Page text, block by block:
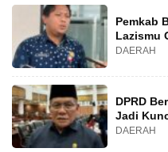
Pemkab
Lazismu
DAERAH
DPRD
Jadi
DAERAH